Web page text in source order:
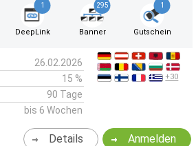
1
DeepLink
295
Banner
1
Gutschein
26.02.2026
15 %
90 Tage
bis 6 Wochen
+30
Anmelden
Details